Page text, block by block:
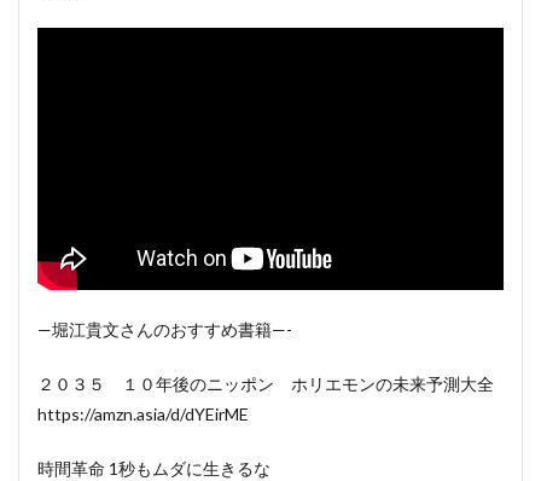
—堀江貴文さんのおすすめ書籍—-
２０３５ １０年後のニッポン ホリエモンの未来予測大全
https://amzn.asia/d/dYEirME
時間革命 1秒もムダに生きるな